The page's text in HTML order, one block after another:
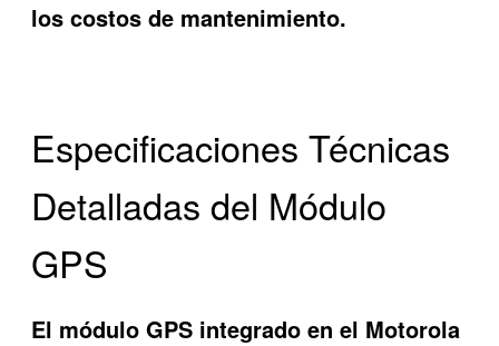
los costos de mantenimiento.
Especificaciones Técnicas
Detalladas del Módulo
GPS
El módulo GPS integrado en el Motorola